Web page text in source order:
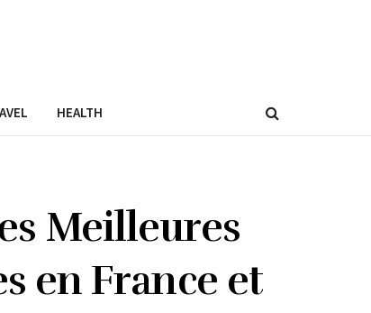
HEALTH
Meilleures
en France et